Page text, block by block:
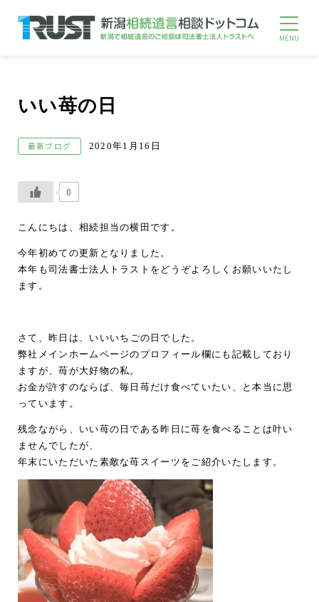
いい苺の日
最新ブログ 2020年1月16日
0
こんにちは、相続担当の横田です。
今年初めての更新となりました。
本年も司法書士法人トラストをどうぞよろしくお願いいたし
ます。
さて、昨日は、いいいちごの日でした。
弊社メインホームページのプロフィール欄にも記載しており
ますが、苺が大好物の私。
お金が許すのならば、毎日苺だけ食べていたい、と本当に思
っています。
残念ながら、いい苺の日である昨日に苺を食べることは叶い
ませんでしたが、
年末にいただいた素敵な苺スイーツをご紹介いたします。